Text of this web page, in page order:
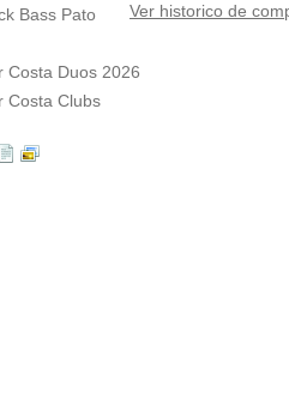
Bass Pato
Costa Duos 2026
Costa Clubs
Ver historico de